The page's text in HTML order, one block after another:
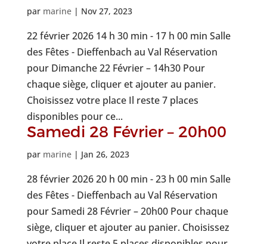
par marine| Nov 27, 2023
22 février 2026 14 h 30 min - 17 h 00 min Salle
des Fêtes - Dieffenbach au Val Réservation
pour Dimanche 22 Février – 14h30 Pour
chaque siège, cliquer et ajouter au panier.
Choisissez votre place Il reste 7 places
disponibles pour ce...
Samedi 28 Février – 20h00
par marine| Jan 26, 2023
28 février 2026 20 h 00 min - 23 h 00 min Salle
des Fêtes - Dieffenbach au Val Réservation
pour Samedi 28 Février – 20h00 Pour chaque
siège, cliquer et ajouter au panier. Choisissez